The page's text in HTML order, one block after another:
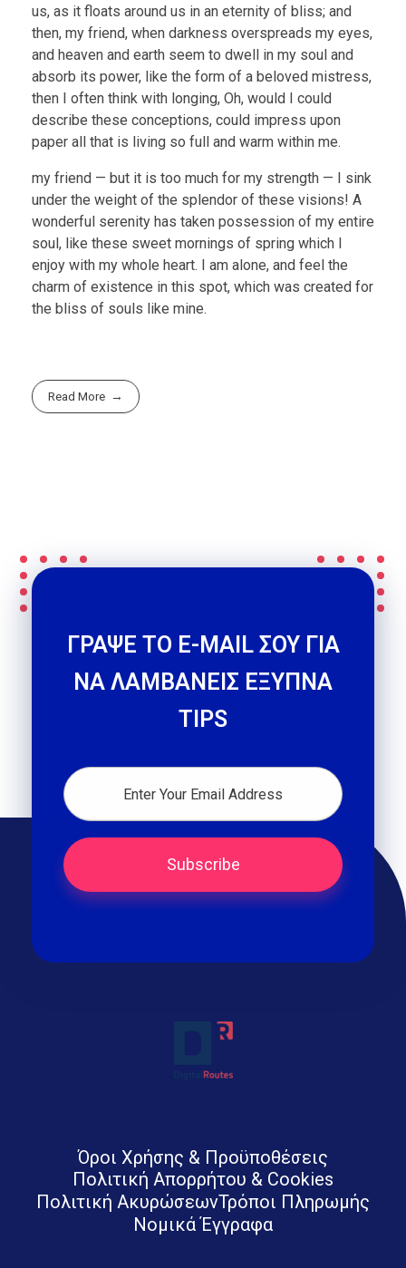
us, as it floats around us in an eternity of bliss; and
then, my friend, when darkness overspreads my eyes,
and heaven and earth seem to dwell in my soul and
absorb its power, like the form of a beloved mistress,
then I often think with longing, Oh, would I could
describe these conceptions, could impress upon
paper all that is living so full and warm within me.
my friend — but it is too much for my strength — I sink
under the weight of the splendor of these visions! A
wonderful serenity has taken possession of my entire
soul, like these sweet mornings of spring which I
enjoy with my whole heart. I am alone, and feel the
charm of existence in this spot, which was created for
the bliss of souls like mine.
Read More
ΓΡΑΨΕ ΤΟ E-MAIL ΣΟΥ ΓΙΑ
ΝΑ ΛΑΜΒΑΝΕΙΣ ΕΞΥΠΝΑ
TIPS
Όροι Χρήσης & Προϋποθέσεις
Πολιτική Απορρήτου & Cookies
Πολιτική ΑκυρώσεωνΤρόποι Πληρωμής
Νομικά Έγγραφα